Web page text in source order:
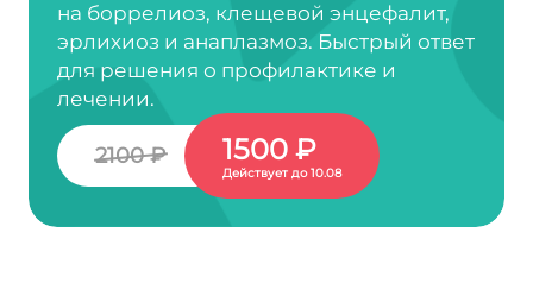
на боррелиоз, клещевой энцефалит,
эрлихиоз и анаплазмоз. Быстрый ответ
для решения о профилактике и
лечении.
2100 ₽ 1500 ₽
Действует до 10.08